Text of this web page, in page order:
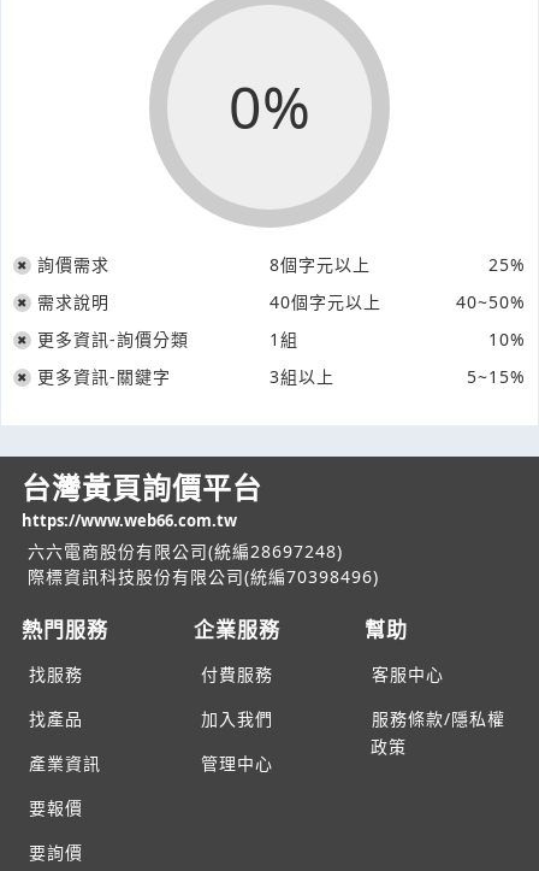
0%
詢價需求 8個字元以上
25%
需求說明
40個字元以上
40~50%
更多資訊-詢價分類
1組
10%
更多資訊-關鍵字
3組以上 5~15%
台灣黃頁詢價平台
https://www.web66.com.tw
六六電商股份有限公司(統編28697248)
際標資訊科技股份有限公司(統編70398496)
熱門服務
找服務
找產品
產業資訊
要報價
要詢價
企業服務
付費服務
加入我們
管理中心
幫助
客服中心
服務條款/隱私權
政策